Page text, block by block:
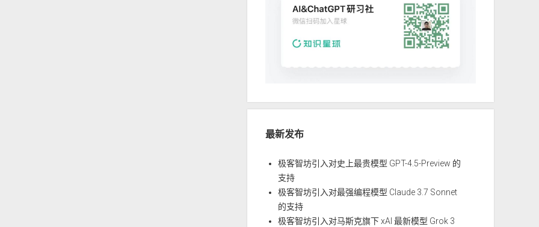
最新发布
极客智坊引入对史上最贵模型 GPT-4.5-Preview 的
支持
极客智坊引入对最强编程模型 Claude 3.7 Sonnet
的支持
极客智坊引入对马斯克旗下 xAI 最新模型 Grok 3